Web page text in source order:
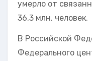
умерло от
36,3 млн. человек.
В Российской
Федерального